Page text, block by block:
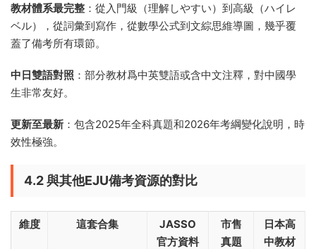
教材體系最完整 ：從入門級（理解しやすい）到高級（ハイレ
ベル），從詞彙到寫作，從數學公式到文綜思維導圖，幾乎覆
蓋了備考所有環節。
中日雙語對照 ：部分教材爲中英雙語或含中文注釋，對中國學
生非常友好。
更新至最新 ：包含2025年全科真題和2026年考綱變化說明，時
效性極強。
4.2 與其他EJU備考資源的對比
維度 這套合集
JASSO
官方資料
市售
真題
日本高
中教材